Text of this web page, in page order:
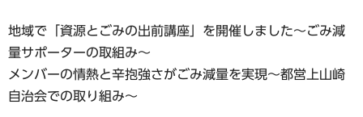
地域で「資源とごみの出前講座」を開催しました～ごみ減
量サポーターの取組み～
メンバーの情熱と辛抱強さがごみ減量を実現～都営上山崎
自治会での取り組み～